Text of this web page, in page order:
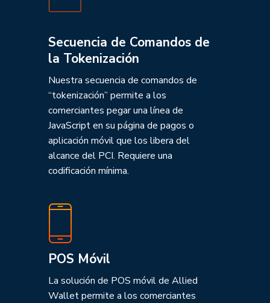
Secuencia de Comandos de
la Tokenización
Nuestra secuencia de comandos de
“tokenización” permite a los
comerciantes pegar una línea de
JavaScript en su página de pagos o
aplicación móvil que los libera del
alcance del PCI. Requiere una
codificación mínima.
POS Móvil
La solución de POS móvil de Allied
Wallet permite a los comerciantes